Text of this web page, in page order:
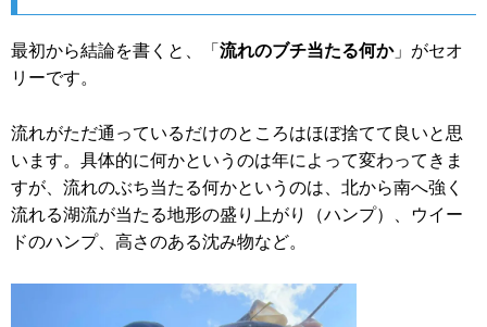
最初から結論を書くと、「 流れのブチ当たる何か」がセオ
リーです。
流れがただ通っているだけのところはほぼ捨てて良いと思
います。具体的に何かというのは年によって変わってきま
すが、流れのぶち当たる何かというのは、北から南へ強く
流れる湖流が当たる地形の盛り上がり（ハンプ）、ウイー
ドのハンプ、高さのある沈み物など。